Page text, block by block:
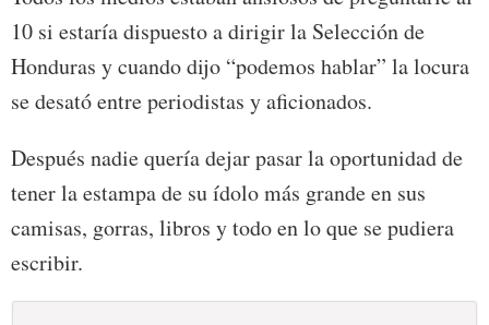
10 si estaría dispuesto a dirigir la Selección de
Honduras y cuando dijo “podemos hablar” la locura
se desató entre periodistas y aficionados.
Después nadie quería dejar pasar la oportunidad de
tener la estampa de su ídolo más grande en sus
camisas, gorras, libros y todo en lo que se pudiera
escribir.